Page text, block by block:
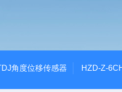
角度位移传感器 HZD-Z-